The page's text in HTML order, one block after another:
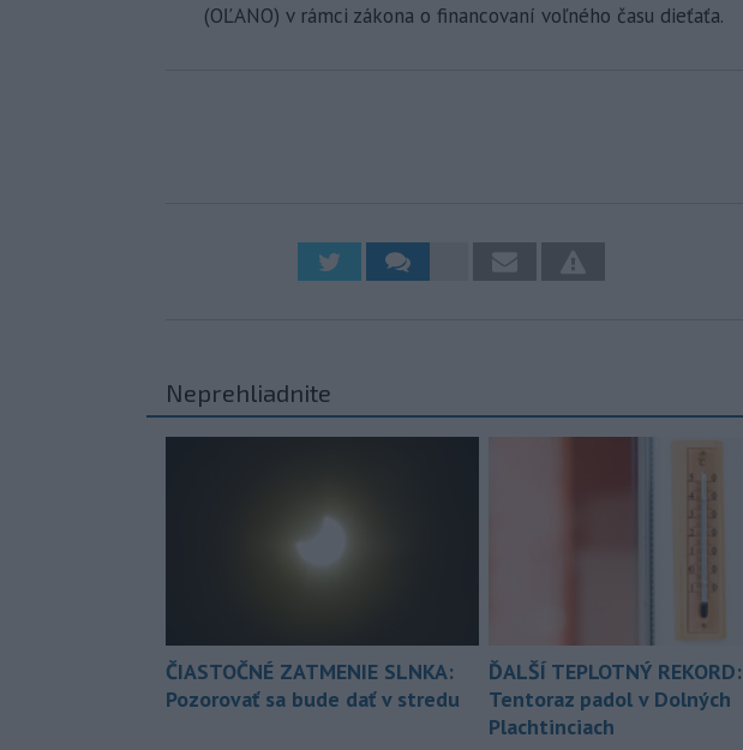
(OĽANO) v rámci zákona o financovaní voľného času dieťaťa.
Neprehliadnite
ČIASTOČNÉ ZATMENIE SLNKA:
Pozorovať sa bude dať v stredu
ĎALŠÍ TEPLOTNÝ REKORD:
Tentoraz padol v Dolných
Plachtinciach